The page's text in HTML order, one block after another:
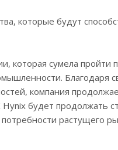
которые будут
которая сумела пройти
Благодаря
компания
будет продолжать
растущего